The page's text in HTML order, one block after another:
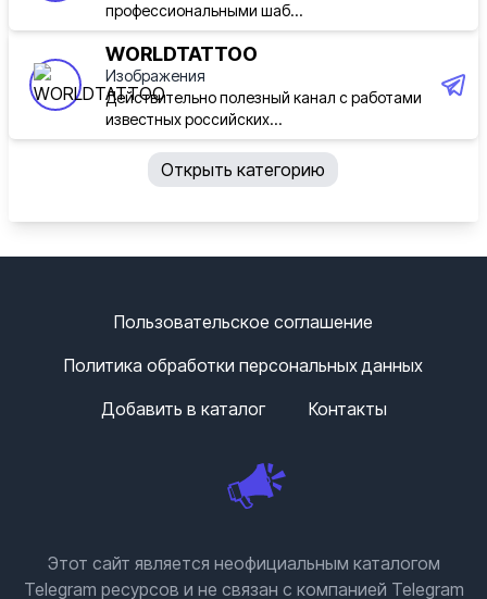
профессиональными шаб...
WORLDTATTOO
Изображения
Действительно полезный канал с работами
известных российских...
Открыть категорию
Пользовательское соглашение
Политика обработки персональных данных
Добавить в каталог
Контакты
Этот сайт является неофициальным каталогом
Telegram ресурсов и не связан с компанией Telegram